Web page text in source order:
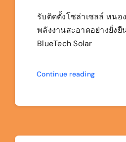
รับติดตั้งโซล่าเซลล์ หนอ
พลังงานสะอาดอย่างยั่งยื
BlueTech Solar
Continue reading